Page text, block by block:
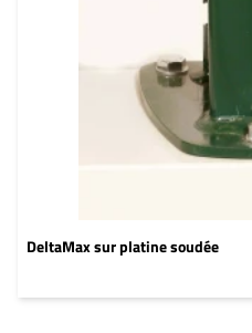
DeltaMax sur platine soudée